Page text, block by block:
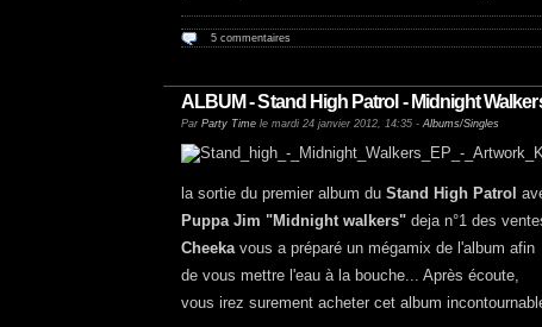
5 commentaires
ALBUM - Stand High Patrol - Midnight
Par Party Time le mardi 24 janvier 2012, 14:35 -Albums/Singles
la sortie du premier album du Stand High Patrol
Puppa Jim "Midnight walkers" deja n°1 des
Cheekavous a préparé un mégamix de l'album afin
de vous mettre l'eau à la bouche... Après écoute,
vous irez surement acheter cet album